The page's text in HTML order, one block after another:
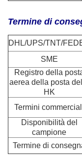
Termine di
DHL/UPS/TNT/
SME
Registro della
aerea della posta
HK
Termini
Disponibilità del
campione
Termine di